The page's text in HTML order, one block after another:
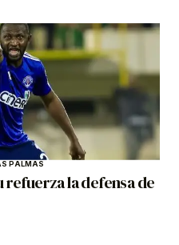
PALMAS
refuerza la defensa de